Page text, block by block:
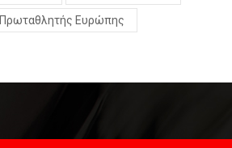
Πρωταθλητής Ευρώπης